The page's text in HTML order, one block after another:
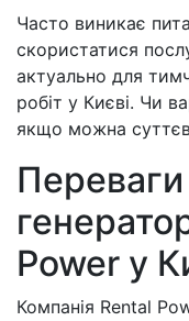
Часто виникає
скористатися
актуально для
робіт у Києві. Чи
якщо можна
Power у
Компанія Rental